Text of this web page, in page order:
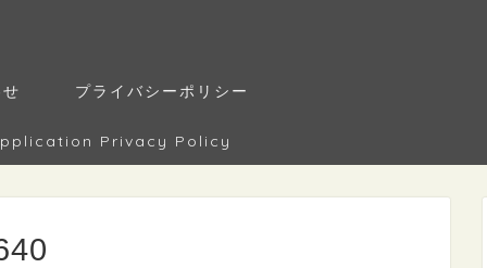
プライバシーポリシー
Application Privacy Policy